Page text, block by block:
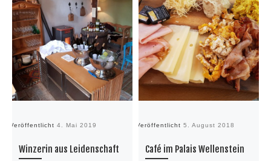
Veröffentlicht 4. Mai 2019
Winzerin aus Leidenschaft
Veröffentlicht 5. August 2018
Café im Palais Wellenstein